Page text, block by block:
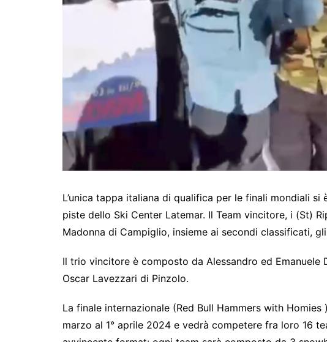
L’unica tappa italiana di qualifica per le finali mondiali
piste dello Ski Center Latemar. Il Team vincitore, i (St)
Madonna di Campiglio, insieme ai secondi classificati,
Il trio vincitore è composto da Alessandro ed
Oscar Lavezzari di Pinzolo.
La finale internazionale (Red Bull Hammers with
marzo al 1° aprile 2024 e vedrà competere fra loro 16